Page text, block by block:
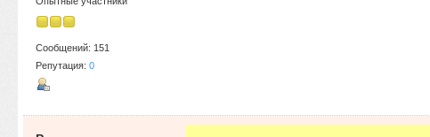
Сообщений: 151
Репутация: 0